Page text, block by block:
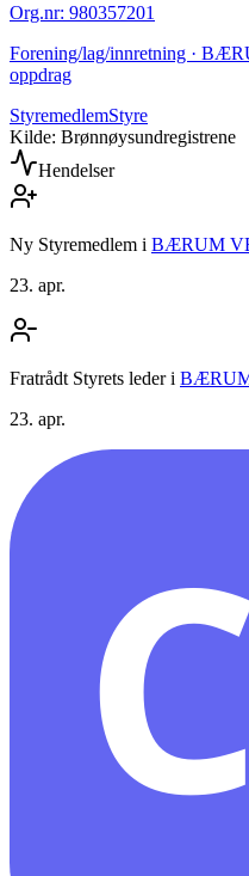
Org.nr: 980357201
Forening/lag/innretning ·
oppdrag
StyremedlemStyre
Kilde: Brønnøysundregistrene
Hendelser
Ny Styremedlem i BÆRUM
23. apr.
Fratrådt Styrets lederi
23. apr.